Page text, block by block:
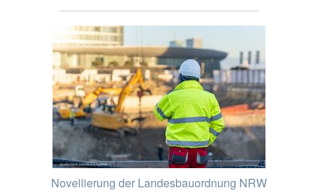
Novellierung der Landesbauordnung NRW